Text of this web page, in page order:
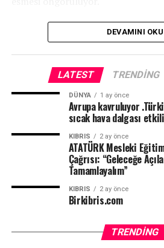
DEVAMINI OKU
LATEST TRENDING
DÜNYA 1 ay önce
Avrupa kavruluyor
sıcak hava dalgası
KIBRIS 2 ay önce
ATATÜRK Mesleki
Çağrısı: “Geleceğe
Tamamlayalım”
KIBRIS 2 ay önce
Birkibris.com
TRENDING